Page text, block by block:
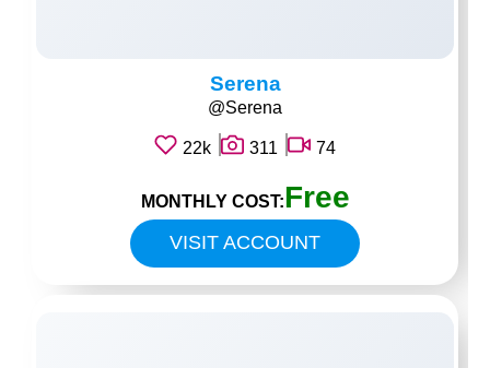
Serena
@Serena
22k 311 74
VISIT ACCOUNT
MONTHLY COST:Free